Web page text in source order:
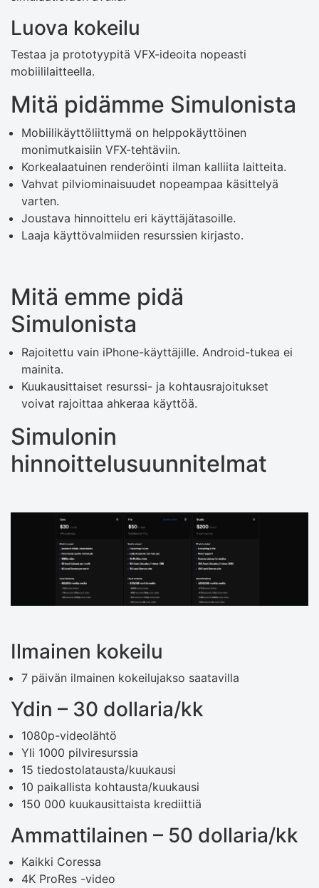
Luova kokeilu
Testaa ja prototyypitä VFX-ideoita nopeasti
mobiililaitteella.
Mitä pidämme Simulonista
Mobiilikäyttöliittymä on helppokäyttöinen
monimutkaisiin VFX-tehtäviin.
Korkealaatuinen renderöinti ilman kalliita laitteita.
Vahvat pilviominaisuudet nopeampaa käsittelyä
varten.
Joustava hinnoittelu eri käyttäjätasoille.
Laaja käyttövalmiiden resurssien kirjasto.
Mitä emme pidä
Simulonista
Rajoitettu vain iPhone-käyttäjille. Android-tukea ei
mainita.
Kuukausittaiset resurssi- ja kohtausrajoitukset
voivat rajoittaa ahkeraa käyttöä.
Simulonin
hinnoittelusuunnitelmat
Ilmainen kokeilu
7 päivän ilmainen kokeilujakso saatavilla
Ydin – 30 dollaria/kk
1080p-videolähtö
Yli 1000 pilviresurssia
15 tiedostolatausta/kuukausi
10 paikallista kohtausta/kuukausi
150 000 kuukausittaista krediittiä
Ammattilainen – 50 dollaria/kk
Kaikki Coressa
4K ProRes -video